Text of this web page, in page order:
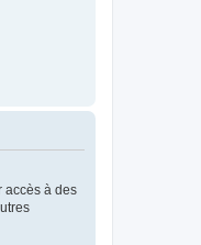
accès à des